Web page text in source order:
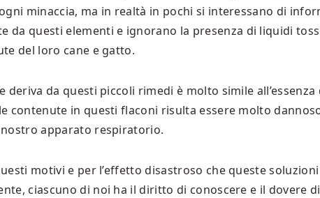
minaccia, ma in realtà in pochi si interessano di
da questi elementi e ignorano la presenza di liquidi
del loro cane e gatto.
deriva da questi piccoli rimedi è molto simile all’essenza
contenute in questi flaconi risulta essere molto
apparato respiratorio.
motivi e per l’effetto disastroso che queste
ciascuno di noi ha il diritto di conoscere e il dovere